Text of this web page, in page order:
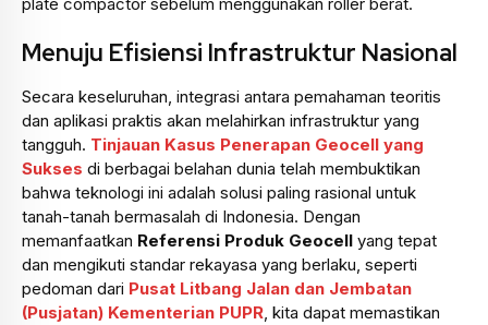
Menuju Efisiensi Infrastruktur Nasional
Secara keseluruhan, integrasi antara pemahaman teoritis
dan aplikasi praktis akan melahirkan infrastruktur yang
tangguh. Tinjauan Kasus Penerapan Geocell yang
Sukses di berbagai belahan dunia telah membuktikan
bahwa teknologi ini adalah solusi paling rasional untuk
tanah-tanah bermasalah di Indonesia. Dengan
memanfaatkan Referensi Produk Geocell yang tepat
dan mengikuti standar rekayasa yang berlaku, seperti
pedoman dari Pusat Litbang Jalan dan Jembatan
(Pusjatan) Kementerian PUPR, kita dapat memastikan